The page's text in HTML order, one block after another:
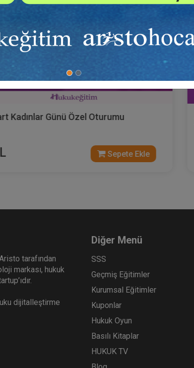
Kadınlar Günü Özel Oturumu
Sepete Ekle
tarafından
markası, hukuk
dijitalleştirme
Diğer Menü
SSS
Geçmiş Eğitimler
Kurumsal Eğitimler
Kuponlar
Hukuk Oyun
Basılı Kitaplar
HUKUK TV